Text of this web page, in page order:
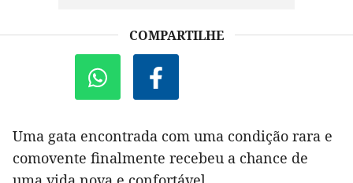
COMPARTILHE
Uma gata encontrada com uma condição rara e
comovente finalmente recebeu a chance de